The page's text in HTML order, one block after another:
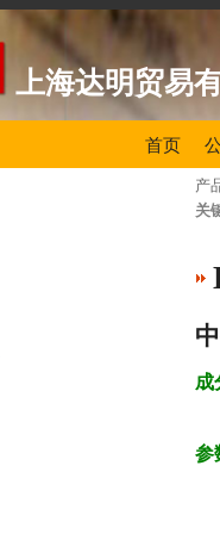
上海达明贸易
首页
产
关
成
参